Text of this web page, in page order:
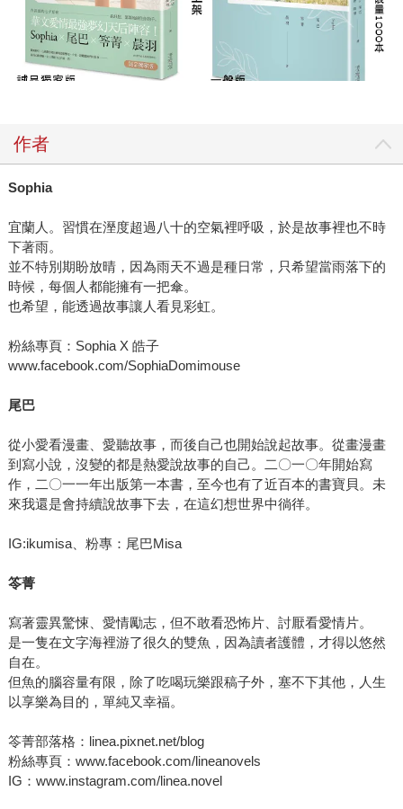
作者
Sophia
宜蘭人。習慣在溼度超過八十的空氣裡呼吸，於是故事裡也不時
下著雨。
並不特別期盼放晴，因為雨天不過是種日常，只希望當雨落下的
時候，每個人都能擁有一把傘。
也希望，能透過故事讓人看見彩虹。
粉絲專頁：Sophia X 皓子
www.facebook.com/SophiaDomimouse
尾巴
從小愛看漫畫、愛聽故事，而後自己也開始說起故事。從畫漫畫
到寫小說，沒變的都是熱愛說故事的自己。二〇一〇年開始寫
作，二〇一一年出版第一本書，至今也有了近百本的書寶貝。未
來我還是會持續說故事下去，在這幻想世界中徜徉。
IG:ikumisa、粉專：尾巴Misa
笭菁
寫著靈異驚悚、愛情勵志，但不敢看恐怖片、討厭看愛情片。
是一隻在文字海裡游了很久的雙魚，因為讀者護體，才得以悠然
自在。
但魚的腦容量有限，除了吃喝玩樂跟稿子外，塞不下其他，人生
以享樂為目的，單純又幸福。
笭菁部落格：linea.pixnet.net/blog
粉絲專頁：www.facebook.com/lineanovels
IG：www.instagram.com/linea.novel